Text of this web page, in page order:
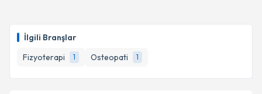
İlgili Branşlar
Fizyoterapi
1 Osteopati 1
takvim hazırlandığında e-posta ile bilgilendireceğiz.
E-posta Adresiniz